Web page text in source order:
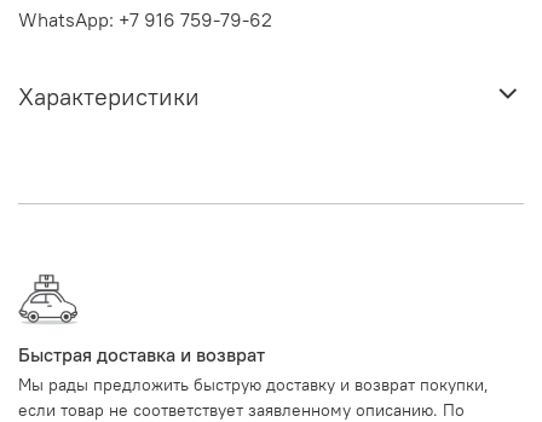
WhatsApp: +7 916 759-79-62
Характеристики
Быстрая доставка и возврат
Мы рады предложить быструю доставку и возврат покупки,
если товар не соответствует заявленному описанию. По